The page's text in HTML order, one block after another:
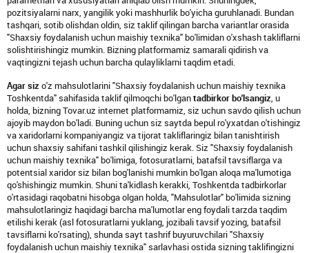
pozitsiyalarni narx, yangilik yoki mashhurlik bo'yicha guruhlanadi. Bundan
tashqari, sotib olishdan oldin, siz taklif qilingan barcha variantlar orasida
"Shaxsiy foydalanish uchun maishiy texnika" bo'limidan o'xshash takliflarni
solishtirishingiz mumkin. Bizning platformamiz samarali qidirish va
vaqtingizni tejash uchun barcha qulayliklarni taqdim etadi.
Agar siz o'z mahsulotlarini "Shaxsiy foydalanish uchun maishiy texnika
Toshkentda" sahifasida taklif qilmoqchi bo'lgan tadbirkor bo'lsangiz, u
holda, bizning Tovar.uz internet platformamiz, siz uchun savdo qilish uchun
ajoyib maydon bo'ladi. Buning uchun siz saytda bepul ro'yxatdan o'tishingiz
va xaridorlarni kompaniyangiz va tijorat takliflaringiz bilan tanishtirish
uchun shaxsiy sahifani tashkil qilishingiz kerak. Siz "Shaxsiy foydalanish
uchun maishiy texnika" bo'limiga, fotosuratlarni, batafsil tavsiflarga va
potentsial xaridor siz bilan bog'lanishi mumkin bo'lgan aloqa ma'lumotiga
qo'shishingiz mumkin. Shuni ta'kidlash kerakki, Toshkentda tadbirkorlar
o'rtasidagi raqobatni hisobga olgan holda, "Mahsulotlar" bo'limida sizning
mahsulotlaringiz haqidagi barcha ma'lumotlar eng foydali tarzda taqdim
etilishi kerak (asl fotosuratlarni yuklang, jozibali tavsif yozing, batafsil
tavsiflarni ko'rsating), shunda sayt tashrif buyuruvchilari "Shaxsiy
foydalanish uchun maishiy texnika" sarlavhasi ostida sizning taklifingizni